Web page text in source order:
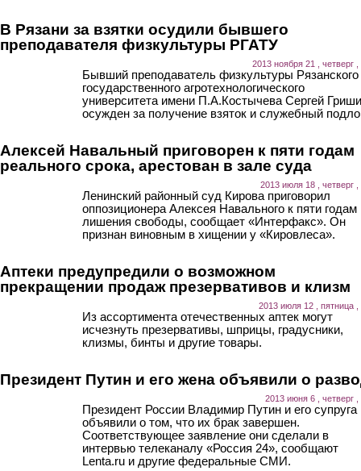
В Рязани за взятки осудили бывшего
преподавателя физкультуры РГАТУ
2013 ноября 21 , четверг ,
Бывший преподаватель физкультуры Рязанского
государственного агротехнологического
университета имени П.А.Костычева Сергей
осужден за получение взяток и служебный
Алексей Навальный приговорен к пяти годам
реального срока, арестован в зале суда
2013 июля 18 , четверг ,
Ленинский районный суд Кирова приговорил
оппозиционера Алексея Навального к пяти годам
лишения свободы, сообщает «Интерфакс». Он
признан виновным в хищении у «Кировлеса».
Аптеки предупредили о возможном
прекращении продаж презервативов и клизм
2013 июля 12 , пятница ,
Из ассортимента отечественных аптек могут
исчезнуть презервативы, шприцы, градусники,
клизмы, бинты и другие товары.
Президент Путин и его жена объявили о
2013 июня 6 , четверг ,
Президент России Владимир Путин и его супруга
объявили о том, что их брак завершен.
Соответствующее заявление они сделали в
интервью телеканалу «Россия 24», сообщают
Lenta.ru и другие федеральные СМИ.